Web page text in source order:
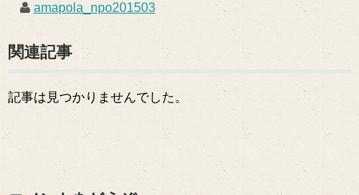
amapola_npo201503
関連記事
記事は見つかりませんでした。